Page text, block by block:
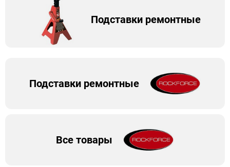
Подставки ремонтные
Подставки ремонтные
Все товары